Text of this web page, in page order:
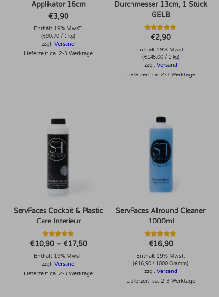
Applikator 16cm
€3,90
Enthält 19% MwsT.
(€90,70 / 1 kg)
zzgl.Versand
Lieferzeit: ca. 2-3 Werktage
Durchmesser 13cm, 1 Stück
GELB
Bewertet mit
5.00
von 5
€2,90
Enthält 19% MwsT.
(€145,00/ 1 kg)
zzgl. Versand
Lieferzeit: ca. 2-3 Werktage
ServFaces Cockpit & Plastic
Care Interieur
Bewertet mit
5.00
von 5
€10,90 – €17,50Preisspanne:
Enthält 19% MwsT.
zzgl.Versand
Lieferzeit: ca. 2-3 Werktage
ServFaces Allround Cleaner
1000ml
Bewertet mit
5.00
von 5
€16,90
Enthält 19% MwsT.
(€16,90 / 1000 Gramm)
zzgl. Versand
Lieferzeit: ca. 2-3 Werktage